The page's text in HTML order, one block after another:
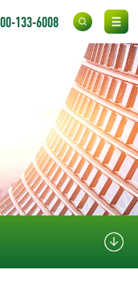
133-6008
驱蚊检测
霉菌污染分析
防螨除螨检测